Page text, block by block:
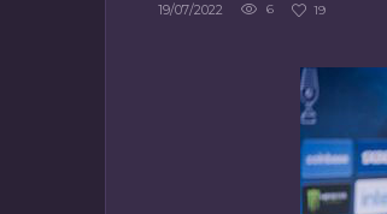
19/07/2022 6 19